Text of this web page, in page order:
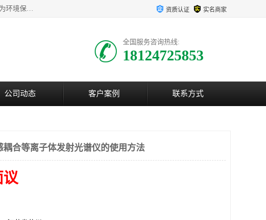
江苏天瑞仪器股份有限公司专业从事光谱、色谱、质谱等分析测试仪器及其软件的研发、生产和销售。产品品种齐全，为环境保护与安全、工业测试与分析及其它领域提供专业解决方案。 为客户提供更加先进的产品和更加满意的服务。 资质认证 实名商家
全国服务咨询热线:
18124725853
公司动态 客户案例 联系方式
耦合等离子体发射光谱仪的使用方法
议